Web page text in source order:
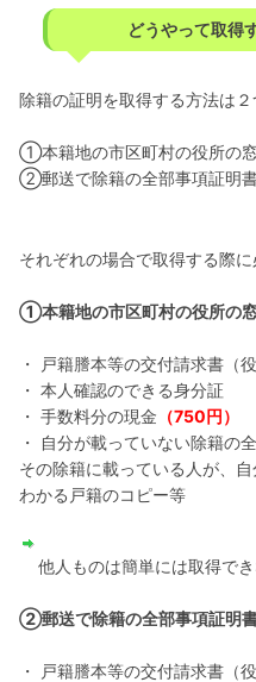
どうやって取得
除籍の証明を取得する方法は２
①本籍地の市区町村の役所の
②郵送で除籍の全部事項証明
それぞれの場合で取得する際に
①本籍地の市区町村の役所の
・ 戸籍謄本等の交付請求書（
・ 本人確認のできる身分証
・ 手数料分の現金 （750円）
・ 自分が載っていない除籍の
その除籍に載っている人が、
わかる戸籍のコピー等
他人ものは簡単には取得で
②郵送で除籍の全部事項証明
・ 戸籍謄本等の交付請求書（